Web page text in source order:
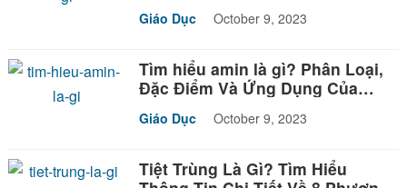
Giáo Dục October 9, 2023
Tìm hiểu amin là gì? Phân Loại,
Đặc Điểm Và Ứng Dụng Của
Giáo Dục October 9, 2023
Tiệt Trùng Là Gì? Tìm Hiểu